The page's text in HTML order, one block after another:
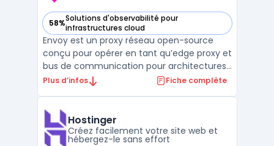
58%Solutions d'observabilité pour
infrastructures cloud
— voir Envoy dans cette catégorie
Envoy est un proxy réseau open-source
conçu pour opérer en tant qu’edge proxy et
bus de communication pour architectures
distribuées modernes. Utilisé dans les
en gérant la sécurité et le découpage
applicatif. Cet o ...
Plus d’infos Fiche complète
Hostinger
Créez facilement votre site web et
hébergez-le sans effort